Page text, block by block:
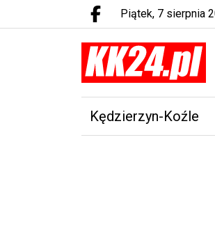
Facebook.com
piątek, 7 sierpnia
Kędzierzyn-Koźle